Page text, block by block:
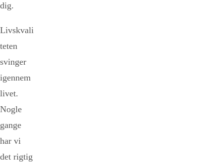
dig.
Livskvali
teten
svinger
igennem
livet.
Nogle
gange
har vi
det rigtig